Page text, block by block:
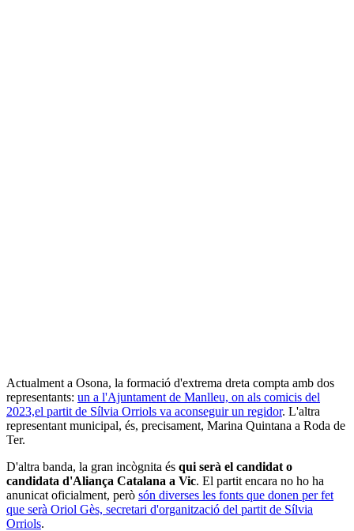
Actualment a Osona, la formació d'extrema dreta compta amb dos
representants: un a l'Ajuntament de Manlleu, on als comicis del
2023,el partit de Sílvia Orriols va aconseguir un regidor. L'altra
representant municipal, és, precisament, Marina Quintana a Roda de
Ter.
D'altra banda, la gran incògnita és qui serà el candidat o
candidata d'Aliança Catalana a Vic. El partit encara no ho ha
anunicat oficialment, però són diverses les fonts que donen per fet
que serà Oriol Gès, secretari d'organització del partit de Sílvia
Orriols.